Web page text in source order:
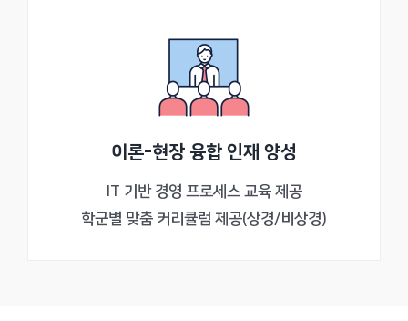
이론-현장 융합 인재 양성
IT 기반 경영 프로세스 교육 제공
학군별 맞춤 커리큘럼 제공(상경/비상경)